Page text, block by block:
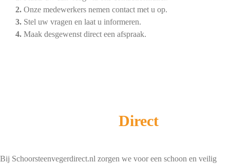
2. Onze medewerkers nemen contact met u op.
3. Stel uw vragen en laat u informeren.
4. Maak desgewenst direct een afspraak.
Direct
Bij Schoorsteenvegerdirect.nl zorgen we voor een schoon en veilig